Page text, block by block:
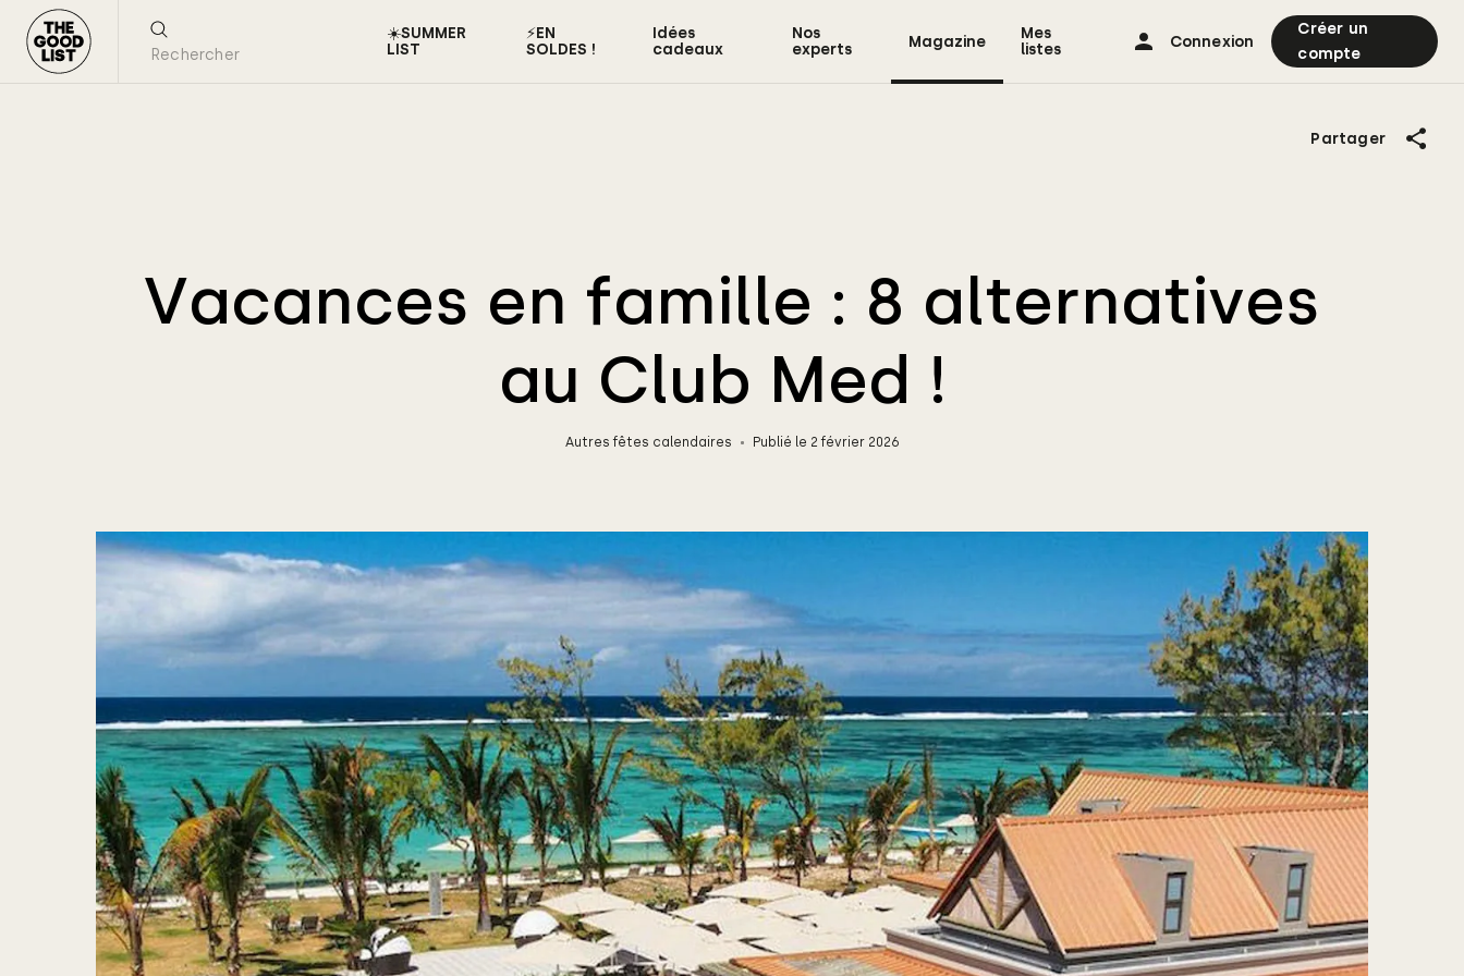
☀️SUMMER
LIST
⚡️EN
SOLDES !
Idées
cadeaux
Nos
experts
Magazine
Mes
listes
Connexion
Créer un
compte
Vacances en famille : 8 alternatives
au Club Med !
Autres fêtes calendaires Publié le 2 février 2026
Partager